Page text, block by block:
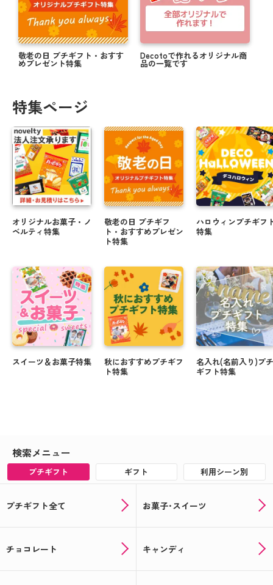
敬老の日 プチギフト・おすす
めプレゼント特集
Decotoで作れるオリジナル商
品の一覧です
特集ページ
オリジナルお菓子・ノ
ベルティ特集
スイーツ＆お菓子特集
敬老の日 プチギフ
ト・おすすめプレゼン
ト特集
秋におすすめプチギフ
ト特集
ハロウィンプチギフ
特集
名入れ(名前入り)プチ
ギフト特集
検索メニュー
プチギフト ギフト 利用シーン別
プチギフト全て お菓子･スイーツ
チョコレート キャンディ